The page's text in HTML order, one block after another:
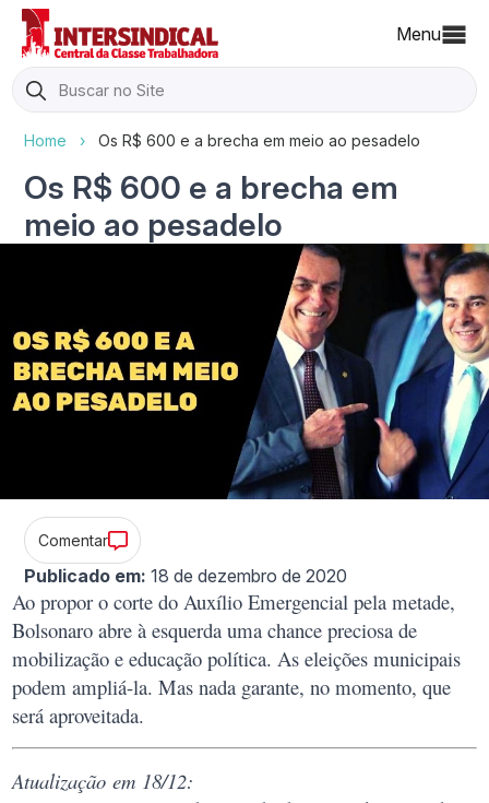
Menu
Search
for:
Home › Os R$ 600 e a brecha em meio ao pesadelo
Os R$ 600 e a brecha em
meio ao pesadelo
Comentar
Publicado em: 18 de dezembro de 2020
Ao propor o corte do Auxílio Emergencial pela metade,
Bolsonaro abre à esquerda uma chance preciosa de
mobilização e educação política. As eleições municipais
podem ampliá-la. Mas nada garante, no momento, que
será aproveitada.
Atualização em 18/12: